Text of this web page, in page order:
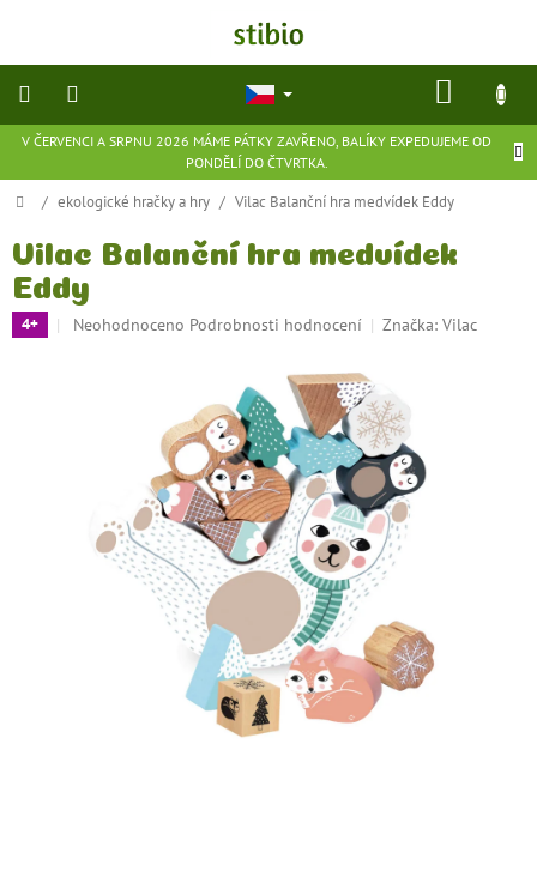
V ČERVENCI A SRPNU 2026 MÁME PÁTKY ZAVŘENO, BALÍKY EXPEDUJEME OD
PONDĚLÍ DO ČTVRTKA.
přírodní
stravy
potraviny
Domů
/ ekologické hračky a hry / Vilac Balanční hra medvídek Eddy
Vilac Balanční hra medvídek
Eddy
4+
Průměrné
Neohodnoceno Podrobnosti hodnocení Značka: Vilac